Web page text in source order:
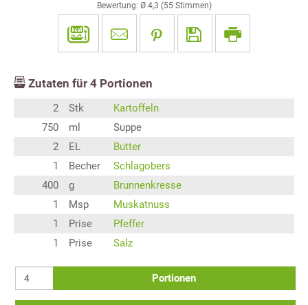
Bewertung: Ø 4,3 (55Stimmen)
Zutaten für 4 Portionen
2 Stk
Kartoffeln
750
ml
Suppe
2
EL
Butter
1
Becher
Schlagobers
400
g
Brunnenkresse
1
Msp
Muskatnuss
1
Prise
Pfeffer
1
Prise Salz
Portionen